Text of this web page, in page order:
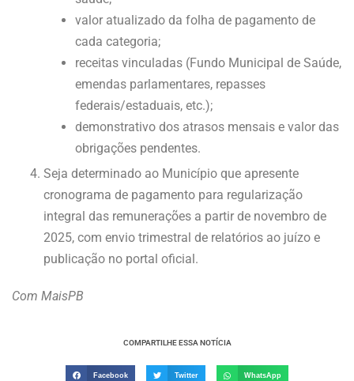
valor atualizado da folha de pagamento de
cada categoria;
receitas vinculadas (Fundo Municipal de Saúde,
emendas parlamentares, repasses
federais/estaduais, etc.);
demonstrativo dos atrasos mensais e valor das
obrigações pendentes.
Seja determinado ao Município que apresente
cronograma de pagamento para regularização
integral das remunerações a partir de novembro de
2025, com envio trimestral de relatórios ao juízo e
publicação no portal oficial.
Com MaisPB
COMPARTILHE ESSA NOTÍCIA
Facebook Twitter WhatsApp